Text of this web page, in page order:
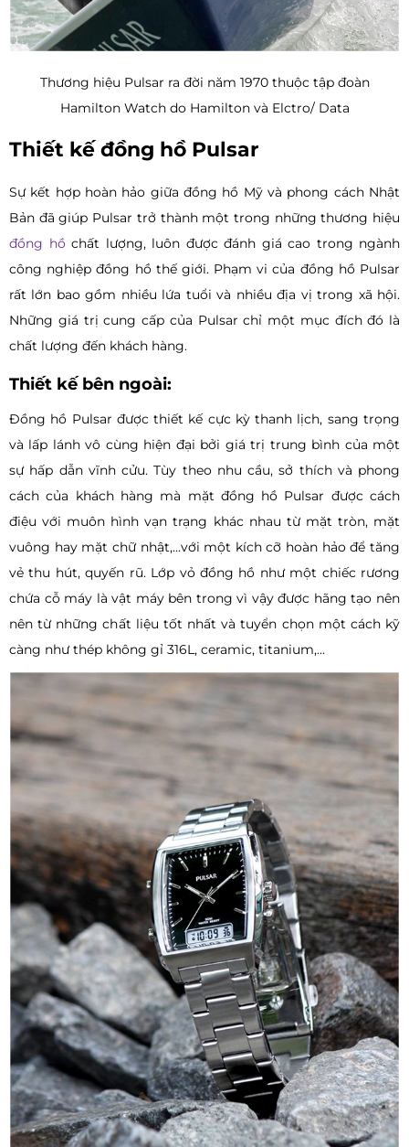
Thương hiệu Pulsar ra đời năm 1970 thuộc tập đoàn
Hamilton Watch do Hamilton và Elctro/ Data
Thiết kế đồng hồ Pulsar
Sự kết hợp hoàn hảo giữa đồng hồ Mỹ và phong cách Nhật
Bản đã giúp Pulsar trở thành một trong những thương hiệu
đồng hồ chất lượng, luôn được đánh giá cao trong ngành
công nghiệp đồng hồ thế giới. Phạm vi của đồng hồ Pulsar
rất lớn bao gồm nhiều lứa tuổi và nhiều địa vị trong xã hội.
Những giá trị cung cấp của Pulsar chỉ một mục đích đó là
chất lượng đến khách hàng.
Thiết kế bên ngoài:
Đồng hồ Pulsar được thiết kế cực kỳ thanh lịch, sang trọng
và lấp lánh vô cùng hiện đại bởi giá trị trung bình của một
sự hấp dẫn vĩnh cửu. Tùy theo nhu cầu, sở thích và phong
cách của khách hàng mà mặt đồng hồ Pulsar được cách
điệu với muôn hình vạn trạng khác nhau từ mặt tròn, mặt
vuông hay mặt chữ nhật,...với một kích cỡ hoàn hảo để tăng
vẻ thu hút, quyến rũ. Lớp vỏ đồng hồ như một chiếc rương
chứa cỗ máy là vật máy bên trong vì vậy được hãng tạo nên
nên từ những chất liệu tốt nhất và tuyển chọn một cách kỹ
càng như thép không gỉ 316L, ceramic, titanium,...